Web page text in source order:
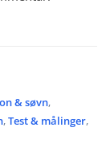
& søvn,
,Test & målinger,